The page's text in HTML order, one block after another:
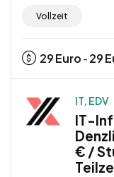
Vollzeit
29Euro - 29
IT, EDV
IT-
€ /